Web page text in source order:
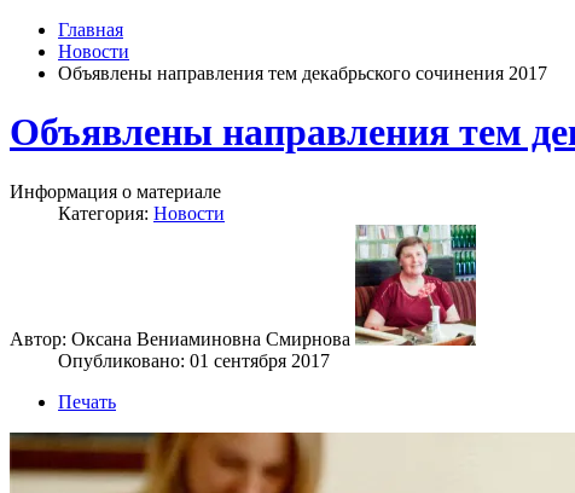
Главная
Новости
Объявлены направления тем декабрьского сочинения 2017
Объявлены направления тем
Информация о материале
Категория: Новости
Автор: Оксана Вениаминовна Смирнова
Опубликовано: 01 сентября 2017
Печать